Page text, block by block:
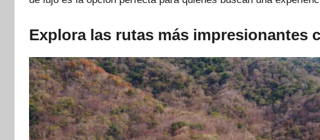
Explora las rutas más impresionantes